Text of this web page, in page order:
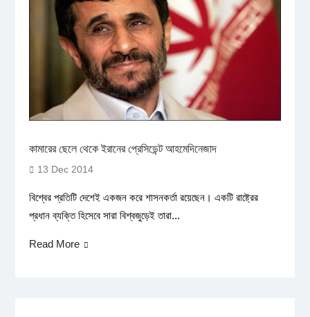
কামারের ছেলে থেকে ইরানের প্রেসিডেন্ট আহমেদিনেজাদ
13 Dec 2014
বিশ্বের প্রতিটি দেশেই একজন করে শাসনকর্তা রয়েছেন। একটি রাষ্ট্রের
প্রধান ব্যক্তি হিসেবে সারা বিশ্বজুড়েই তারা...
Read More